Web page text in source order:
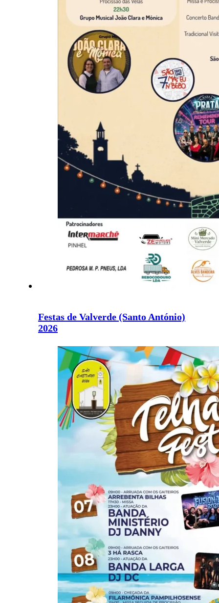
Festas de Valverde (Santo António)
2026